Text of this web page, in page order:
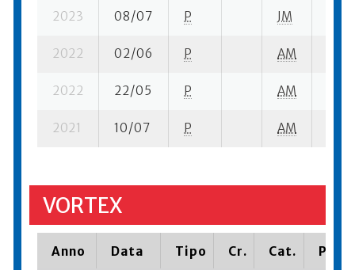
2023 08/07 P JM
2022 02/06 P AM
2022 22/05 P AM
2021 10/07 P AM
VORTEX
Anno Data Tipo Cr. Cat.